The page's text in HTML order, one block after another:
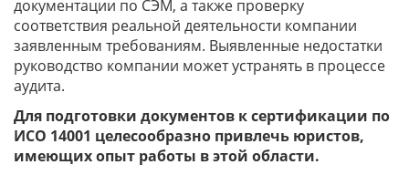
документации по СЭМ, а также проверку
соответствия реальной деятельности компании
заявленным требованиям. Выявленные недостатки
руководство компании может устранять в процессе
аудита.
Для подготовки документов к сертификации по
ИСО 14001 целесообразно привлечь юристов,
имеющих опыт работы в этой области.